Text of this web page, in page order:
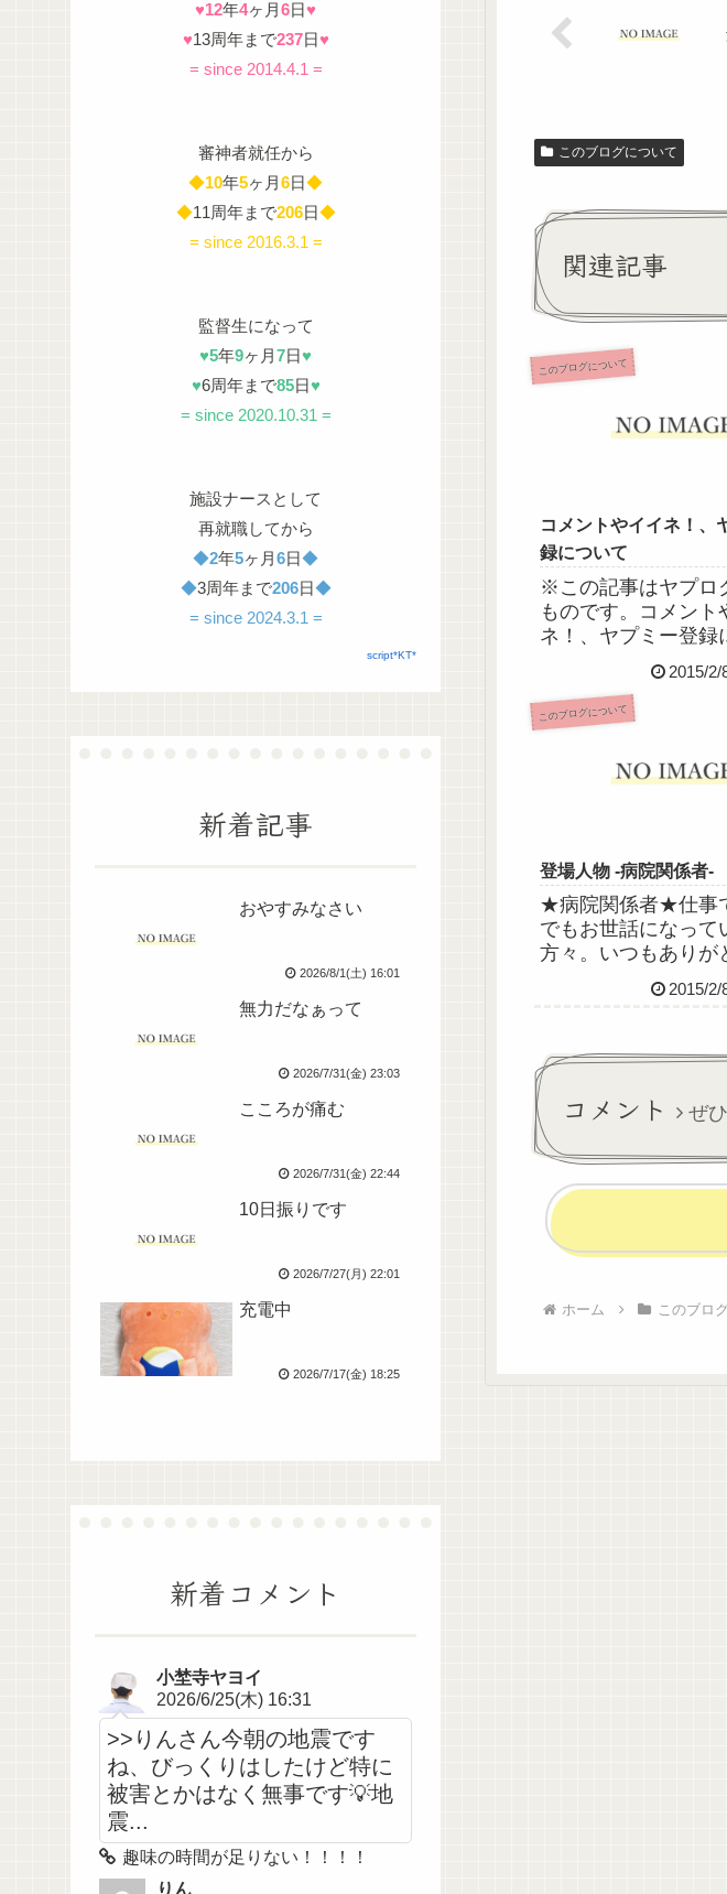
このブログについて
関連記事
このブログについて
コメントやイイネ！、
録について
※この記事はヤプロ
ものです。コメント
ネ！、ヤプミー登録
改めて表記しておき
_)m‐当ブログのヤ
について‐ヤプミー登
はご自由にしてやっ
録について‐ヤプ...
2015/2/
このブログについて
登場人物 ‐病院関係者‐
★病院関係者★仕事
でもお世話になって
方々。いつもありが
います。総師長希死
傷行為で荒んでいた
職員皆に慕われてい
いおばあちゃん。後
だけどバリバリ現役
に出会わな...
2015/2/
コメント ぜ
ホーム このブロ
♥12年4ヶ月6日♥
♥13周年まで237日♥
= since 2014.4.1 =
審神者就任から
◆10年5ヶ月6日◆
◆11周年まで206日◆
= since 2016.3.1 =
監督生になって
♥5年9ヶ月7日♥
♥6周年まで85日♥
= since 2020.10.31 =
施設ナースとして
再就職してから
◆2年5ヶ月6日◆
◆3周年まで206日◆
= since 2024.3.1 =
script*KT*
新着記事
おやすみなさい
2026/8/1(土) 16:01
無力だなぁって
2026/7/31(金) 23:03
こころが痛む
2026/7/31(金) 22:44
10日振りです
2026/7/27(月) 22:01
充電中
2026/7/17(金) 18:25
新着コメント
小埜寺ヤヨイ
2026/6/25(木) 16:31
>>りんさん今朝の地震です
ね、びっくりはしたけど特に
被害とかはなく無事です💡地
震...
趣味の時間が足りない！！！！
りん